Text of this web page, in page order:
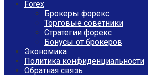
Forex
Брокеры форекс
Торговые советники
Стратегии форекс
Бонусы от брокеров
Экономика
Политика конфиденциальности
Обратная связь